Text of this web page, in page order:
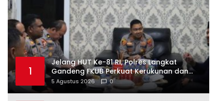
1
Jelang HUT Ke-81 RI, Polres Langkat
Gandeng FKUB Perkuat Kerukunan dan
Kamtibmas
5 Agustus 2026 0